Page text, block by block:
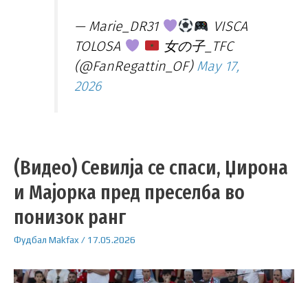
— Marie_DR31
VISCA
TOLOSA
女の子_TFC
(@FanRegattin_OF) May 17,
2026
(Видео) Севилја се спаси, Џирона
и Мајорка пред преселба во
понизок ранг
Фудбал Makfax/ 17.05.2026